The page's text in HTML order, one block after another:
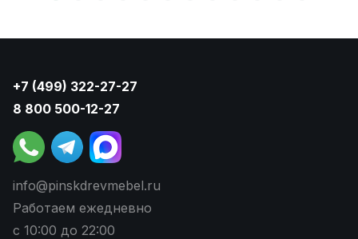
+7 (499) 322-27-27
8 800 500-12-27
info@pinskdrevmebel.ru
Работаем ежедневно
с 10:00 до 22:00